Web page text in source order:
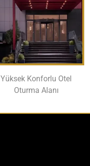
Yüksek Konforlu Otel
Oturma Alanı